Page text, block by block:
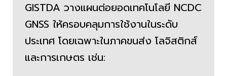
GISTDA วางแผนต่อยอดเทคโนโลยี NCDC
GNSS ให้ครอบคลุมการใช้งานในระดับ
ประเทศ โดยเฉพาะในภาคขนส่ง โลจิสติกส์
และการเกษตร เช่น: